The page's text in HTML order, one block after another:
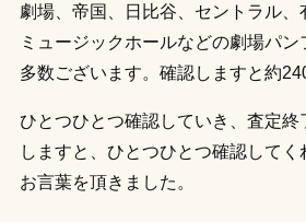
劇場、帝国、日比谷、セントラル、
ミュージックホールなどの劇場パ
多数ございます。確認しますと約
ひとつひとつ確認していき、査定終
しますと、ひとつひとつ確認して
お言葉を頂きました。